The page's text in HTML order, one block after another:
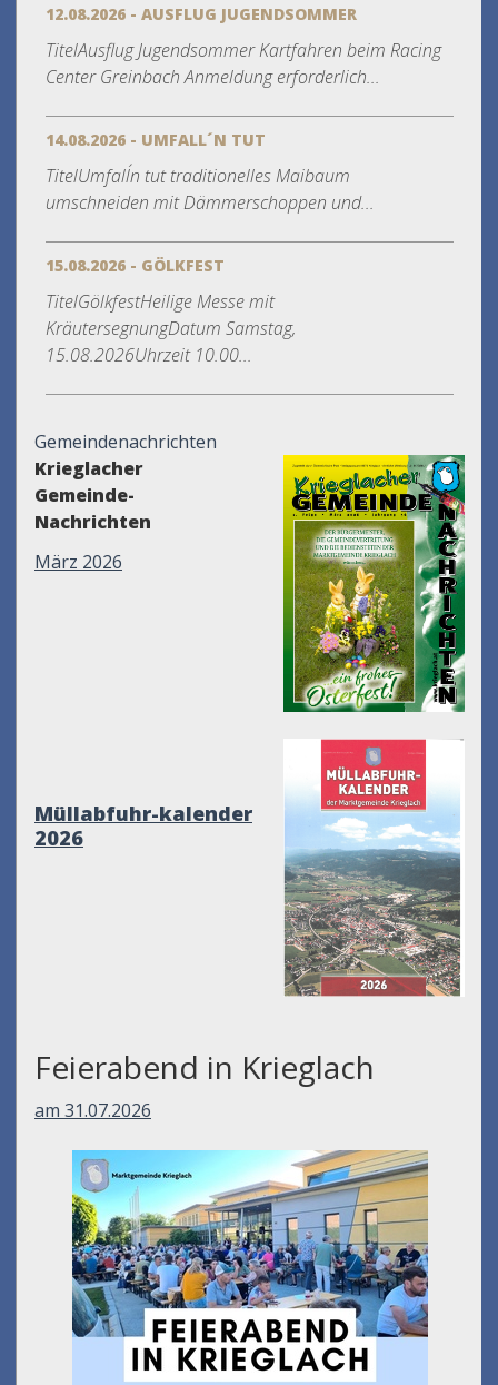
12.08.2026 - AUSFLUG JUGENDSOMMER
TitelAusflug Jugendsommer Kartfahren beim Racing
Center Greinbach Anmeldung erforderlich...
14.08.2026 - UMFALL´N TUT
TitelUmfall´n tut traditionelles Maibaum
umschneiden mit Dämmerschoppen und...
15.08.2026 - GÖLKFEST
TitelGölkfestHeilige Messe mit
KräutersegnungDatum Samstag,
15.08.2026Uhrzeit 10.00...
Gemeindenachrichten
Krieglacher
Gemeinde-
Nachrichten
März 2026
Müllabfuhr-kalender
2026
Feierabend in Krieglach
am 31.07.2026